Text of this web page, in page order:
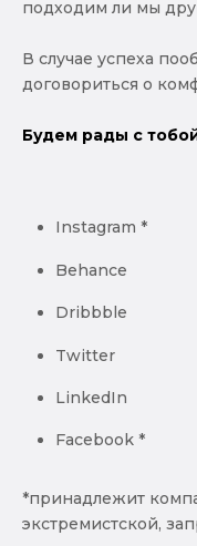
подходим ли мы
В случае успеха
договориться о
Будем рады с
Instagram *
Behance
Dribbble
Twitter
LinkedIn
Facebook *
*принадлежит
экстремистской,